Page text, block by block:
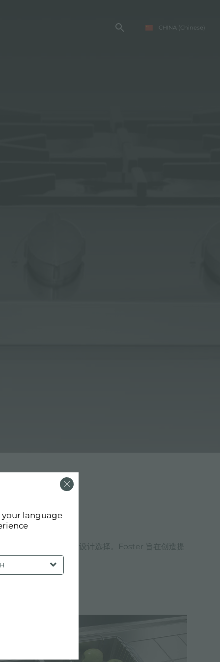
CHINA (Chinese)
Foster 的价值观和设计选择。Foster 旨在创造提
your language